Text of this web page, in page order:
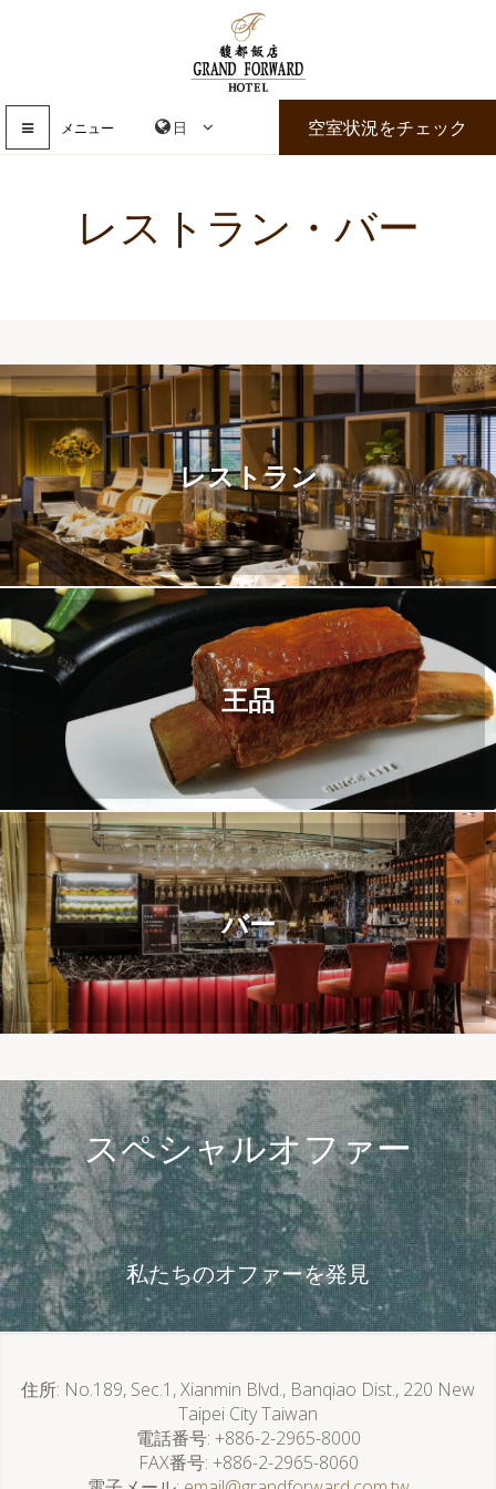
メニュー 空室状況をチェック
レストラン・バー
レストラン
王品
バー
スペシャルオファー
私たちのオファーを発見
住所 No.189, Sec.1, Xianmin Blvd., Banqiao Dist., 220 New
Taipei City Taiwan
電話番号 +886-2-2965-8000
FAX番号 +886-2-2965-8060